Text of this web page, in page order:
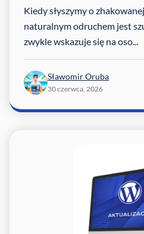
Kiedy słyszymy o
naturalnym odruchem jest
zwykle wskazuje się na oso...
Sławomir Oruba
30 czerwca, 2026